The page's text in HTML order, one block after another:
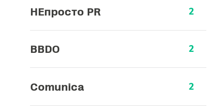
НЕпросто PR 2
BBDO 2
Comunica 2